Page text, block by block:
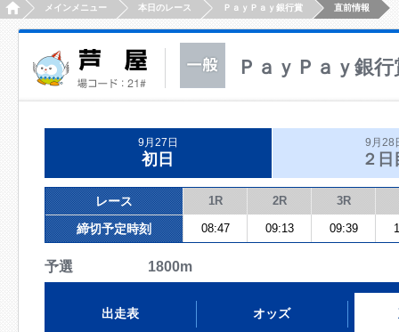
HOMEメインメニュー 本日のレース ＰａｙＰａｙ銀行賞 直前情報
ＰａｙＰａｙ銀行
9月27日
初日
9月28
２日
レース 1R 2R 3R
締切予定時刻 08:47 09:13 09:39
予選 1800m
出走表 オッズ